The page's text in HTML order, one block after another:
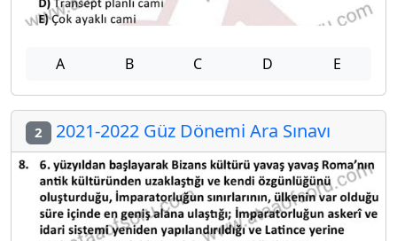
A B C D E
2 2021-2022 Güz Dönemi Ara Sınavı